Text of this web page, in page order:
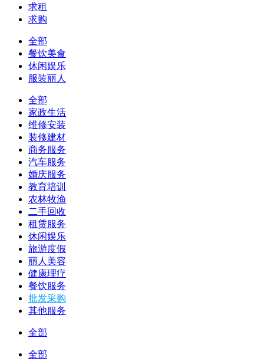
求租
求购
全部
餐饮美食
休闲娱乐
服装丽人
全部
家政生活
维修安装
装修建材
商务服务
汽车服务
婚庆服务
教育培训
农林牧渔
二手回收
租赁服务
休闲娱乐
旅游度假
丽人美容
健康理疗
餐饮服务
批发采购
其他服务
全部
全部